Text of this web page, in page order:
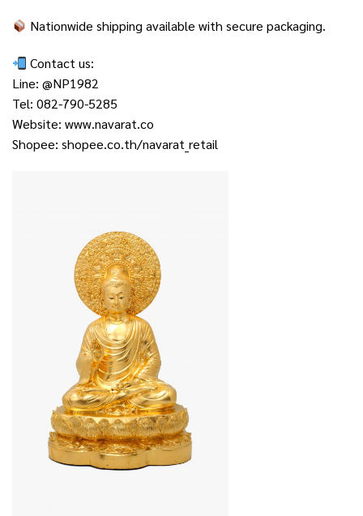
Nationwide shipping available with secure packaging.
Contact us:
Line: @NP1982
Tel: 082-790-5285
Website: www.navarat.co
Shopee: shopee.co.th/navarat_retail